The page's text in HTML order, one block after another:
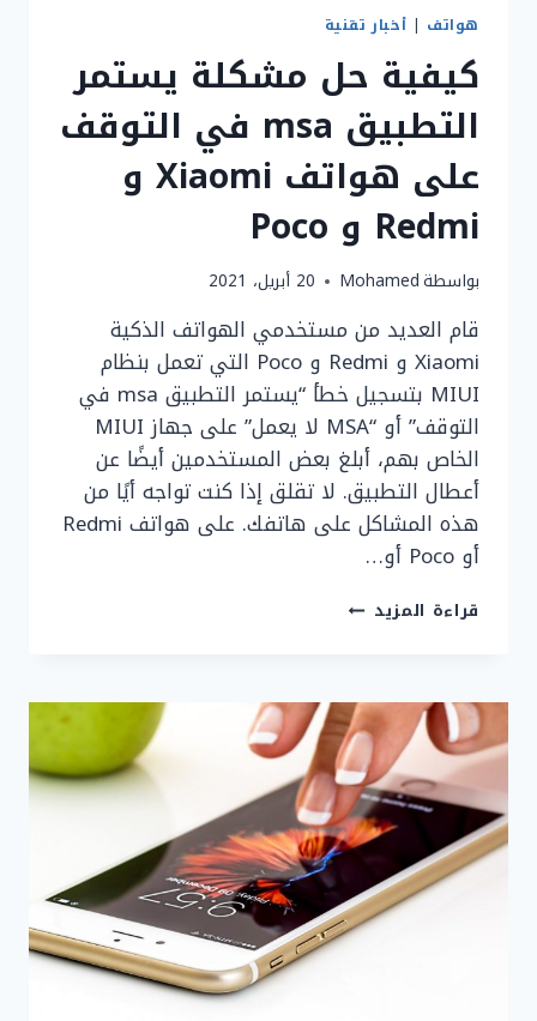
هواتف | أخبار تقنية
كيفية حل مشكلة يستمر
التطبيق msa في التوقف
على هواتف Xiaomi و
Redmi و Poco
بواسطةMohamed 20 أبريل، 2021
قام العديد من مستخدمي الهواتف الذكية
Xiaomi و Redmi و Poco التي تعمل بنظام
MIUI بتسجيل خطأ “يستمر التطبيق msa في
التوقف” أو “MSA لا يعمل” على جهاز MIUI
الخاص بهم، أبلغ بعض المستخدمين أيضًا عن
أعطال التطبيق. لا تقلق إذا كنت تواجه أيًا من
هذه المشاكل على هاتفك. على هواتف Redmi
أو Poco أو…
قراءة المزيد كيفية
التطبيق
MSA
في
التوقف
على
هواتف
XIAOMI
و
REDMI
و
POCO